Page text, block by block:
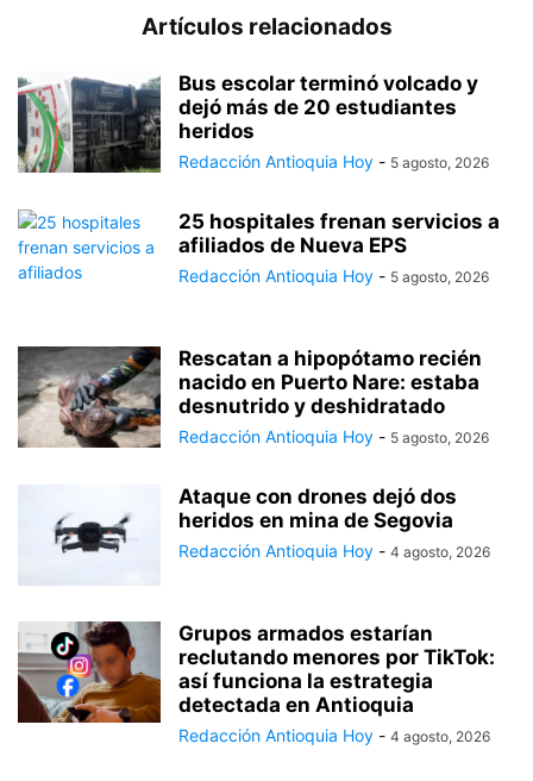
Artículos relacionados
Bus escolar terminó volcado y
dejó más de 20 estudiantes
heridos
Redacción Antioquia Hoy - 5 agosto, 2026
25 hospitales frenan servicios a
afiliados de Nueva EPS
Redacción Antioquia Hoy - 5 agosto, 2026
Rescatan a hipopótamo recién
nacido en Puerto Nare: estaba
desnutrido y deshidratado
Redacción Antioquia Hoy - 5 agosto, 2026
Ataque con drones dejó dos
heridos en mina de Segovia
Redacción Antioquia Hoy - 4 agosto, 2026
Grupos armados estarían
reclutando menores por TikTok:
así funciona la estrategia
detectada en Antioquia
Redacción Antioquia Hoy - 4 agosto, 2026